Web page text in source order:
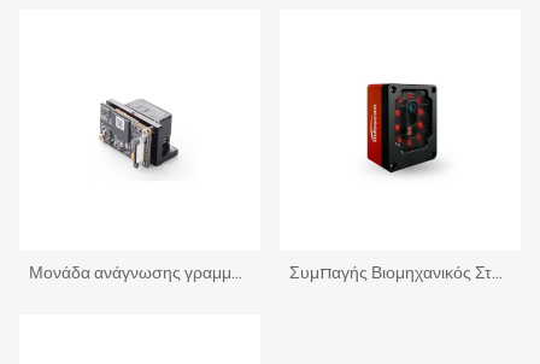
Μονάδα ανάγνωσης γραμμωτού κώδικα 1D 2D Ερευνητής Συμπαγής Βιομηχανικός Σταθερός Ενσωματωμένος Σαρωτής Barcode